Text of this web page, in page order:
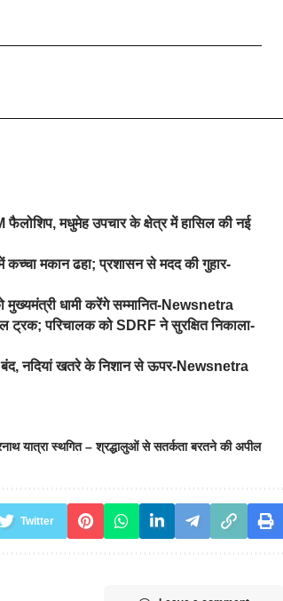
फैलोशिप, मधुमेह उपचार के क्षेत्र में हासिल की नई
में कच्चा मकान ढहा; प्रशासन से मदद की गुहार-
धामी करेंगे सम्मानित-Newsnetra
ट्रक; परिचालक को SDRF ने सुरक्षित निकाला-
नदियां खतरे के निशान से ऊपर-Newsnetra
यात्रा स्थगित – श्रद्धालुओं से सतर्कता बरतने की अपील
Twitter